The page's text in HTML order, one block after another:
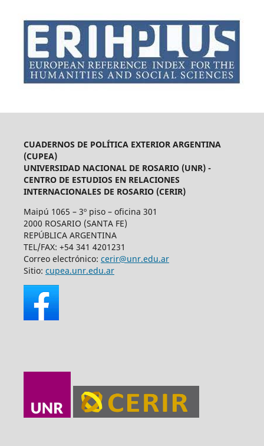
CUADERNOS DE POLÍTICA EXTERIOR ARGENTINA
(CUPEA)
UNIVERSIDAD NACIONAL DE ROSARIO (UNR) -
CENTRO DE ESTUDIOS EN RELACIONES
INTERNACIONALES DE ROSARIO (CERIR)
Maipú 1065 – 3º piso – oficina 301
2000 ROSARIO (SANTA FE)
REPÚBLICA ARGENTINA
TEL/FAX: +54 341 4201231
Correo electrónico: cerir@unr.edu.ar
Sitio: cupea.unr.edu.ar